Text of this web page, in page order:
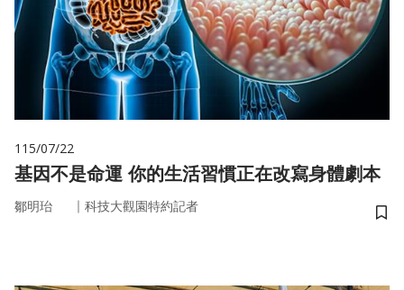
115/07/22
基因不是命運 你的生活習慣正在改寫身體劇本
鄒明珆 ｜ 科技大觀園特約記者
儲